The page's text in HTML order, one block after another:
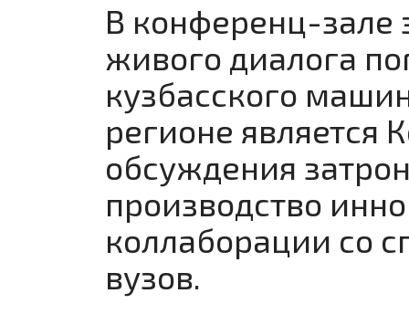
В конференц-зале
живого диалога
кузбасского
регионе является
обсуждения
производство
коллаборации со
вузов.